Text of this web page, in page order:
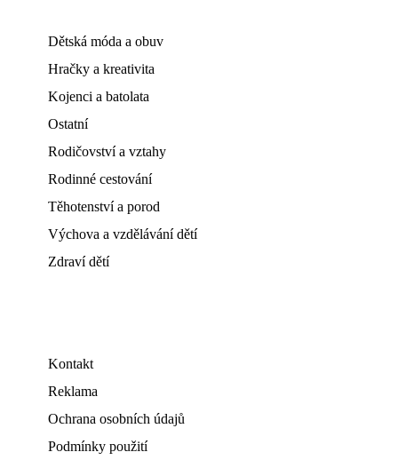
Dětská móda a obuv
Hračky a kreativita
Kojenci a batolata
Ostatní
Rodičovství a vztahy
Rodinné cestování
Těhotenství a porod
Výchova a vzdělávání dětí
Zdraví dětí
Kontakt
Reklama
Ochrana osobních údajů
Podmínky použití